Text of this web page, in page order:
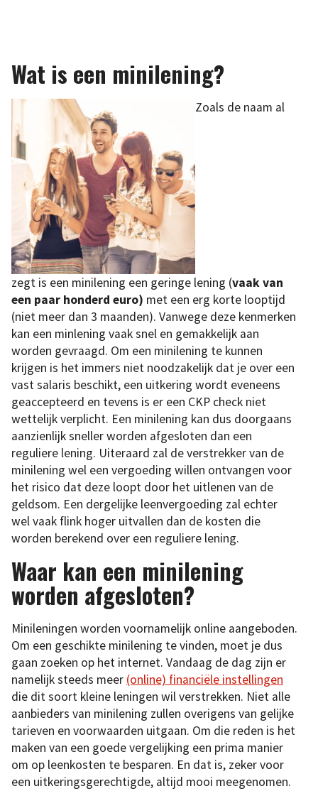
Wat is een minilening?
Zoals de naam al
zegt is een minilening een geringe lening (vaak van
een paar honderd euro) met een erg korte looptijd
(niet meer dan 3 maanden). Vanwege deze kenmerken
kan een minlening vaak snel en gemakkelijk aan
worden gevraagd. Om een minilening te kunnen
krijgen is het immers niet noodzakelijk dat je over een
vast salaris beschikt, een uitkering wordt eveneens
geaccepteerd en tevens is er een CKP check niet
wettelijk verplicht. Een minilening kan dus doorgaans
aanzienlijk sneller worden afgesloten dan een
reguliere lening. Uiteraard zal de verstrekker van de
minilening wel een vergoeding willen ontvangen voor
het risico dat deze loopt door het uitlenen van de
geldsom. Een dergelijke leenvergoeding zal echter
wel vaak flink hoger uitvallen dan de kosten die
worden berekend over een reguliere lening.
Waar kan een minilening
worden afgesloten?
Minileningen worden voornamelijk online aangeboden.
Om een geschikte minilening te vinden, moet je dus
gaan zoeken op het internet. Vandaag de dag zijn er
namelijk steeds meer (online) financiële instellingen
die dit soort kleine leningen wil verstrekken. Niet alle
aanbieders van minilening zullen overigens van gelijke
tarieven en voorwaarden uitgaan. Om die reden is het
maken van een goede vergelijking een prima manier
om op leenkosten te besparen. En dat is, zeker voor
een uitkeringsgerechtigde, altijd mooi meegenomen.